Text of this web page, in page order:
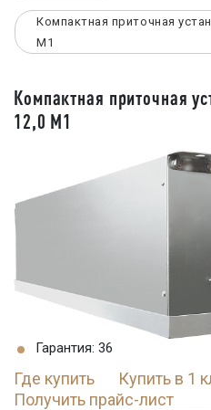
Компактная приточная
M1
Компактная приточная
12,0 M1
Гарантия: 36
Где купить
Купить в 1
Получить прайс-лист